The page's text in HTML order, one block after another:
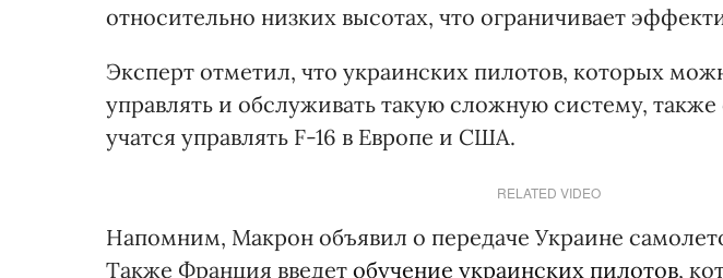
относительно низких высотах, что ограничивает
Эксперт отметил, что украинских пилотов, которых
управлять и обслуживать такую сложную систему,
учатся управлять F-16 в Европе и США.
RELATED VIDEO
Напомним, Макрон объявил о передаче Украине
Также Франция введет обучение украинских пилотов,